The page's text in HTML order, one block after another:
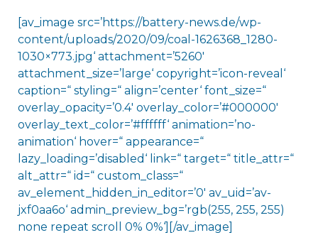
[av_image src=’https://battery-news.de/wp-
content/uploads/2020/09/coal-1626368_1280-
1030×773.jpg‘ attachment=’5260′
attachment_size=’large‘ copyright=’icon-reveal‘
caption=“ styling=“ align=’center‘ font_size=“
overlay_opacity=’0.4′ overlay_color=’#000000′
overlay_text_color=’#ffffff‘ animation=’no-
animation‘ hover=“ appearance=“
lazy_loading=’disabled‘ link=“ target=“ title_attr=“
alt_attr=“ id=“ custom_class=“
av_element_hidden_in_editor=’0′ av_uid=’av-
jxf0aa6o‘ admin_preview_bg=’rgb(255, 255, 255)
none repeat scroll 0% 0%‘][/av_image]